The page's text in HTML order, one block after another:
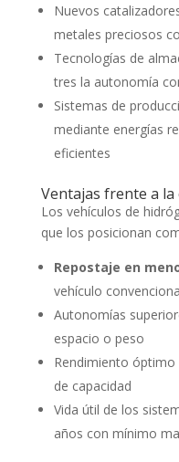
Nuevos
metales preciosos
Tecnologías de
tres la autonomía
Sistemas de
mediante energías
eficientes
Ventajas frente a
Los vehículos de
que los posicionan
Repostaje en
vehículo
Autonomías
espacio o peso
Rendimiento
de capacidad
Vida útil de los
años con mínimo